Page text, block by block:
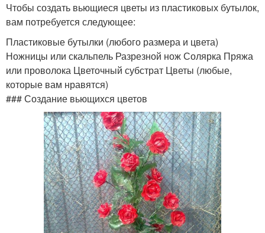
Чтобы создать вьющиеся цветы из пластиковых бутылок,
вам потребуется следующее:
Пластиковые бутылки (любого размера и цвета)
Ножницы или скальпель Разрезной нож Солярка Пряжа
или проволока Цветочный субстрат Цветы (любые,
которые вам нравятся)
### Создание вьющихся цветов